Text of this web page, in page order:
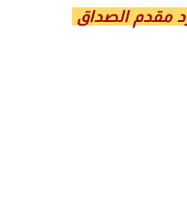
مقدم الصداق